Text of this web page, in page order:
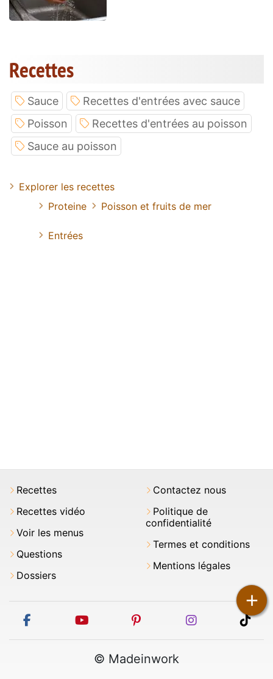
+
Recettes
Sauce
Recettes d'entrées avec sauce
Poisson
Recettes d'entrées au poisson
Sauce au poisson
Explorer les recettes
Proteine
Poisson et fruits de mer
Entrées
Recettes
Recettes vidéo
Voir les menus
Questions
Dossiers
Contactez nous
Politique de
confidentialité
Termes et conditions
Mentions légales
facebook youtube pinterest instagram
© Madeinwork